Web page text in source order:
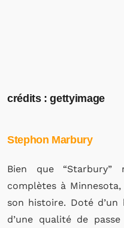
crédits : gettyimage
Stephon Marbury
Bien que “Starbury”
complètes à
son histoire. Doté
d’une qualité de